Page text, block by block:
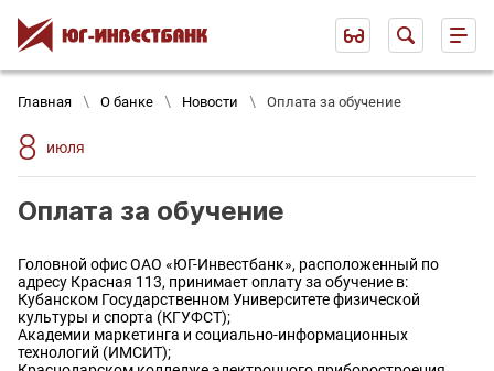
Главная О банке Новости Оплата за обучение
8 июля
Оплата за обучение
Головной офис ОАО «ЮГ-Инвестбанк», расположенный по
адресу Красная 113, принимает оплату за обучение в:
Кубанском Государственном Университете физической
культуры и спорта (КГУФСТ);
Академии маркетинга и социально-информационных
технологий (ИМСИТ);